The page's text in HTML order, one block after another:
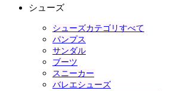
シューズ
シューズカテゴリすべて
パンプス
サンダル
ブーツ
スニーカー
バレエシューズ